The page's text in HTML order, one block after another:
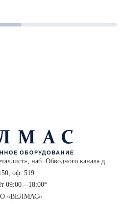
наб. Обводного канала д.
оф. 519
09:00—18:00*
«ВЕЛМАС»